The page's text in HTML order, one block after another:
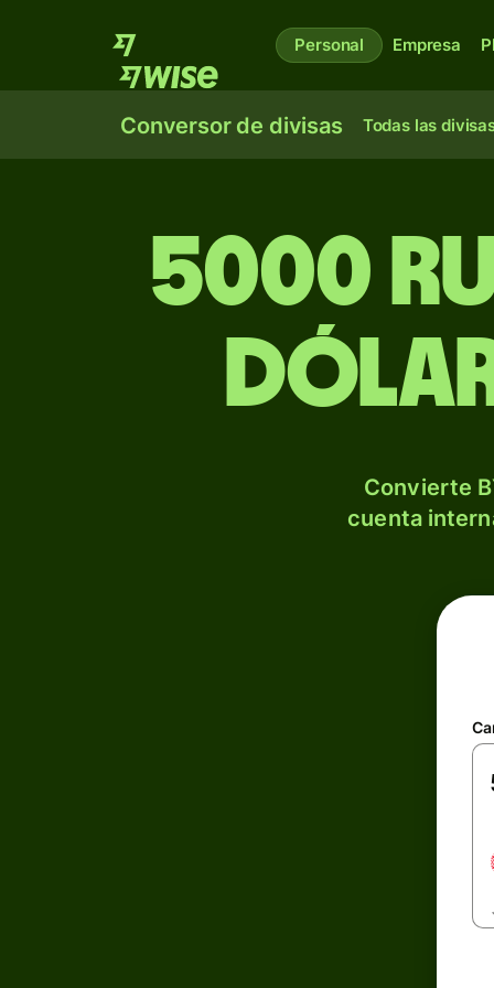
Personal Empresa
Conversor de divisas Todas las
5000
Convierte
cuenta